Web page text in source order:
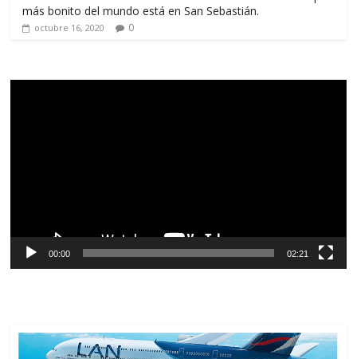
más bonito del mundo está en San Sebastián.
octubre 16, 2020 0
00:00 02:21